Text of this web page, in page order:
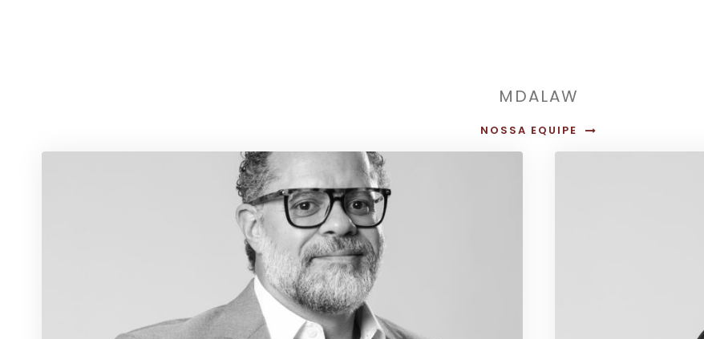
MDALAW
NOSSA EQUIPE